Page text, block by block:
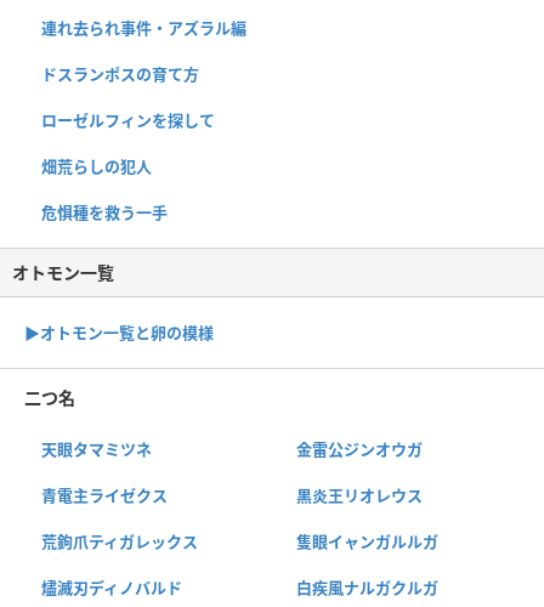
連れ去られ事件・アズラル編
ドスランポスの育て方
ローゼルフィンを探して
畑荒らしの犯人
危惧種を救う一手
オトモン一覧
▶︎オトモン一覧と卵の模様
二つ名
天眼タマミツネ 金雷公ジンオウガ
青電主ライゼクス 黒炎王リオレウス
荒鉤爪ティガレックス 隻眼イャンガルルガ
燼滅刃ディノバルド 白疾風ナルガクルガ